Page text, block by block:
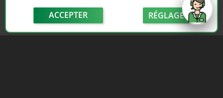
ACCEPTER RÉGLAGE